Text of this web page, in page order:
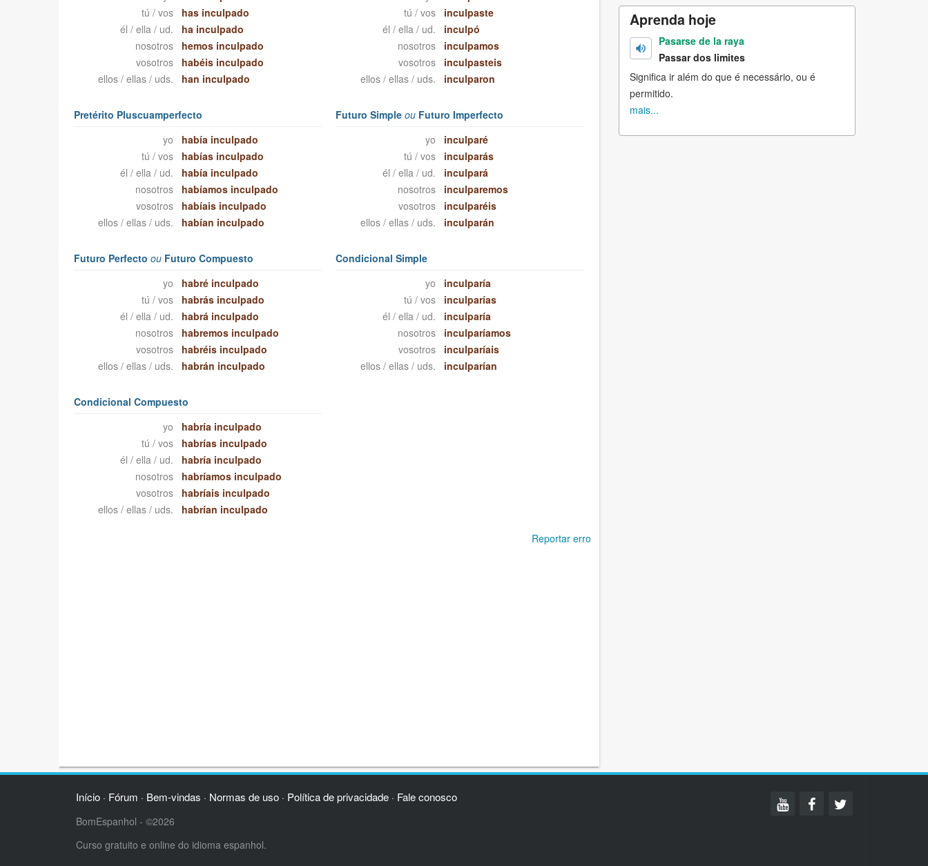
tú / vos
has inculpado
él / ella / ud.
ha inculpado
nosotros
hemos inculpado
vosotros
habéis inculpado
ellos / ellas / uds.
han inculpado
tú / vos
inculpaste
él / ella / ud.
inculpó
nosotros
inculpamos
vosotros
inculpasteis
ellos / ellas / uds.
inculparon
Pretérito Pluscuamperfecto
yo
había inculpado
tú / vos
habías inculpado
él / ella / ud.
había inculpado
nosotros
habíamos inculpado
vosotros
habíais inculpado
ellos / ellas / uds.
habían inculpado
Futuro Simpleou Futuro Imperfecto
yo
inculparé
tú / vos
inculparás
él / ella / ud.
inculpará
nosotros
inculparemos
vosotros
inculparéis
ellos / ellas / uds.
inculparán
Futuro Perfecto ouFuturo Compuesto
yo
habré inculpado
tú / vos
habrás inculpado
él / ella / ud.
habrá inculpado
nosotros
habremos inculpado
vosotros
habréis inculpado
ellos / ellas / uds.
habrán inculpado
Condicional Simple
yo
inculparía
tú / vos
inculparías
él / ella / ud.
inculparía
nosotros
inculparíamos
vosotros
inculparíais
ellos / ellas / uds.
inculparían
Condicional Compuesto
yo
habría inculpado
tú / vos
habrías inculpado
él / ella / ud.
habría inculpado
nosotros
habríamos inculpado
vosotros
habríais inculpado
ellos / ellas / uds.
habrían inculpado
Reportar erro
Aprenda hoje
Pasarse de la raya
Passar dos limites
Significa ir além do que é necessário, ou é
permitido.
mais...
Início· Fórum · Bem-vindas · Normas de uso· Política de privacidade· Fale conosco
BomEspanhol - ©2026
Curso gratuito e online do idioma espanhol.